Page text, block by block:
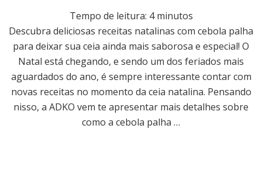
Tempo de leitura: 4 minutos
Descubra deliciosas receitas natalinas com cebola palha
para deixar sua ceia ainda mais saborosa e especial! O
Natal está chegando, e sendo um dos feriados mais
aguardados do ano, é sempre interessante contar com
novas receitas no momento da ceia natalina. Pensando
nisso, a ADKO vem te apresentar mais detalhes sobre
como a cebola palha …